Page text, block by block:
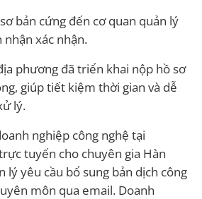
bản cứng đến cơ quan quản lý
nhận xác nhận.
phương đã triển khai nộp hồ sơ
giúp tiết kiệm thời gian và dễ
lý.
nghiệp công nghệ tại
tuyến cho chuyên gia Hàn
lý yêu cầu bổ sung bản dịch công
môn qua email. Doanh